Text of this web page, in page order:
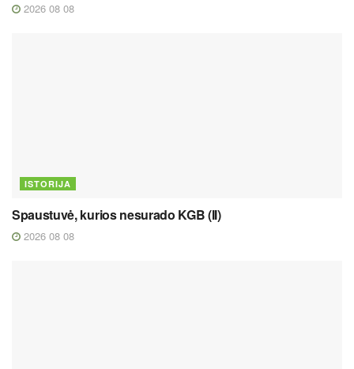
2026 08 08
ISTORIJA
Spaustuvė, kurios nesurado KGB (II)
2026 08 08